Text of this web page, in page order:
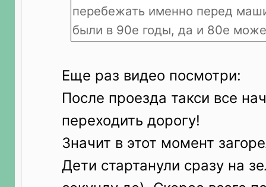
перебежать именно перед
были в 90е годы, да и 80е
Еще раз видео посмотри:
После проезда такси все
переходить дорогу!
Значит в этот момент
Дети стартанули сразу на